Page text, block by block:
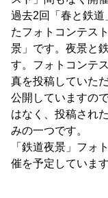
過去2回「春と鉄
たフォトコンテス
景」です。夜景と
す。フォトコンテ
真を投稿していた
公開していますの
はなく、投稿され
みの一つです。
「鉄道夜景」フォ
催を予定しています